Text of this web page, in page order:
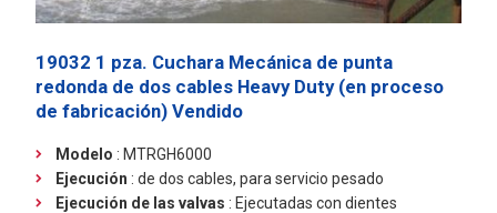
19032 1 pza. Cuchara Mecánica de punta
redonda de dos cables Heavy Duty (en proceso
de fabricación) Vendido
Modelo : MTRGH6000
Ejecución : de dos cables, para servicio pesado
Ejecución de las valvas : Ejecutadas con dientes